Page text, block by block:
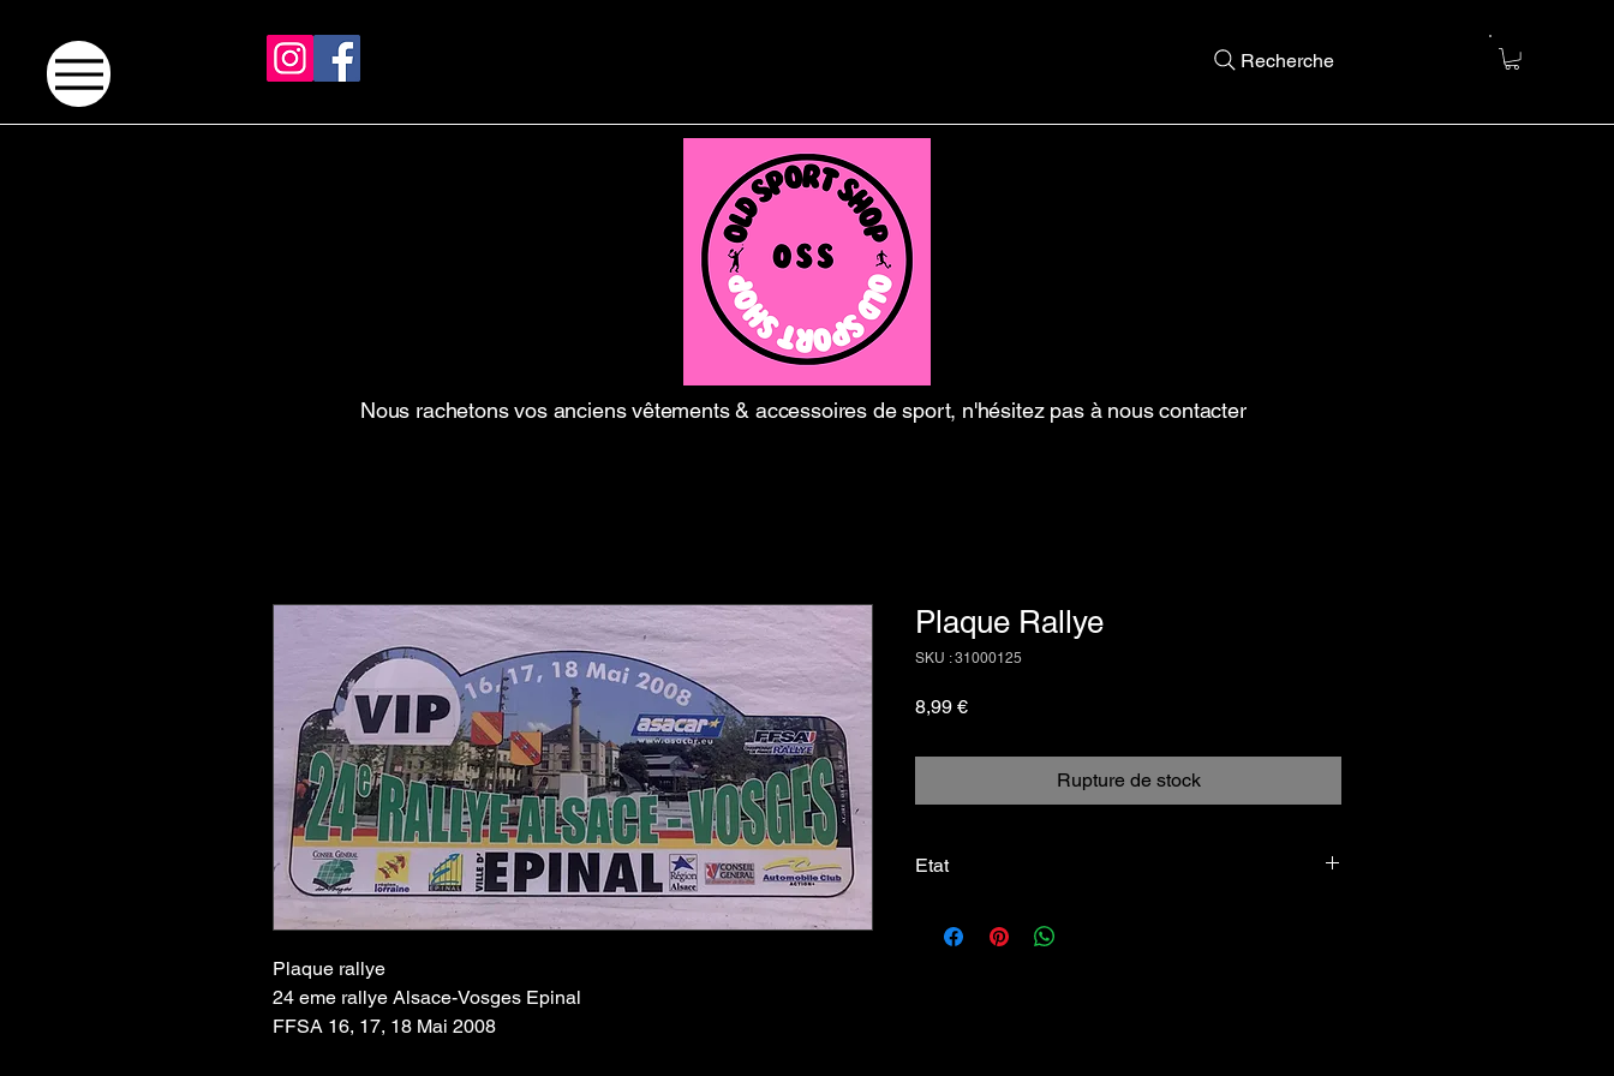
Recherche
Nous rachetons vos anciens vêtements & accessoires de sport, n'hésitez pas à nous contacter
Plaque rallye
24 eme rallye Alsace-Vosges Epinal
FFSA 16, 17, 18 Mai 2008
Plaque Rallye
SKU : 31000125
8,99 €Prix
Rupture de stock
Etat